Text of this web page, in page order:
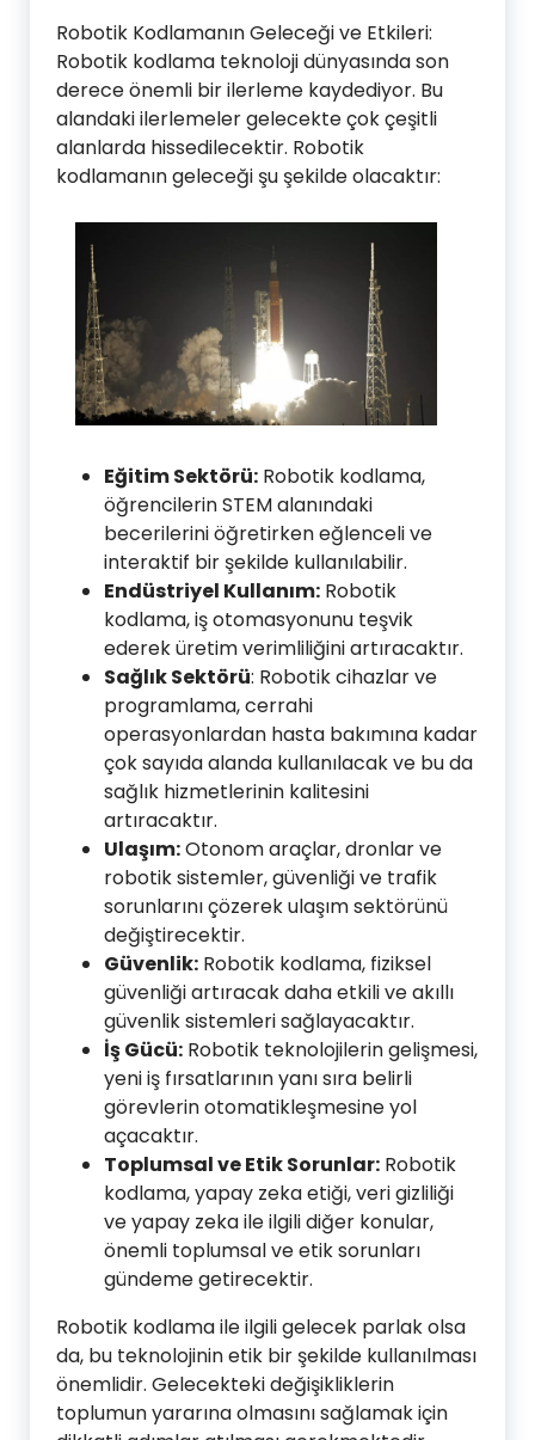
Robotik Kodlamanın Geleceği ve Etkileri:
Robotik kodlama teknoloji dünyasında son
derece önemli bir ilerleme kaydediyor. Bu
alandaki ilerlemeler gelecekte çok çeşitli
alanlarda hissedilecektir. Robotik
kodlamanın geleceği şu şekilde olacaktır:
Eğitim Sektörü: Robotik kodlama,
öğrencilerin STEM alanındaki
becerilerini öğretirken eğlenceli ve
interaktif bir şekilde kullanılabilir.
Endüstriyel Kullanım: Robotik
kodlama, iş otomasyonunu teşvik
ederek üretim verimliliğini artıracaktır.
Sağlık Sektörü: Robotik cihazlar ve
programlama, cerrahi
operasyonlardan hasta bakımına kadar
çok sayıda alanda kullanılacak ve bu da
sağlık hizmetlerinin kalitesini
artıracaktır.
Ulaşım:Otonom araçlar, dronlar ve
robotik sistemler, güvenliği ve trafik
sorunlarını çözerek ulaşım sektörünü
değiştirecektir.
Güvenlik: Robotik kodlama, fiziksel
güvenliği artıracak daha etkili ve akıllı
güvenlik sistemleri sağlayacaktır.
İş Gücü: Robotik teknolojilerin gelişmesi,
yeni iş fırsatlarının yanı sıra belirli
görevlerin otomatikleşmesine yol
açacaktır.
Toplumsal ve Etik Sorunlar: Robotik
kodlama, yapay zeka etiği, veri gizliliği
ve yapay zeka ile ilgili diğer konular,
önemli toplumsal ve etik sorunları
gündeme getirecektir.
Robotik kodlama ile ilgili gelecek parlak olsa
da, bu teknolojinin etik bir şekilde kullanılması
önemlidir. Gelecekteki değişikliklerin
toplumun yararına olmasını sağlamak için